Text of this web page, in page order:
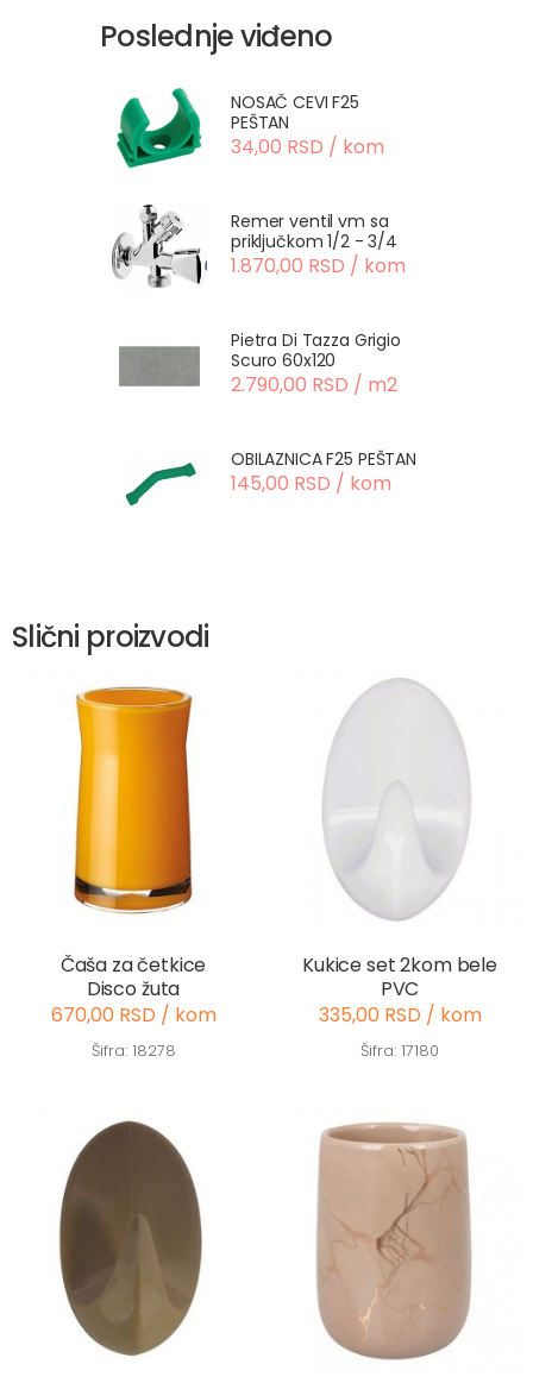
Poslednje viđeno
NOSAČ CEVI F25
PEŠTAN
34,00 RSD / kom
Remer ventil vm sa
priključkom 1/2 - 3/4
1.870,00 RSD / kom
Pietra Di Tazza Grigio
Scuro 60x120
2.790,00 RSD / m2
OBILAZNICA F25 PEŠTAN
145,00 RSD / kom
Slični proizvodi
Čaša za četkice
Disco žuta
670,00 RSD / kom
Šifra: 18278
Kukice set 2kom bele
PVC
335,00 RSD / kom
Šifra: 17180